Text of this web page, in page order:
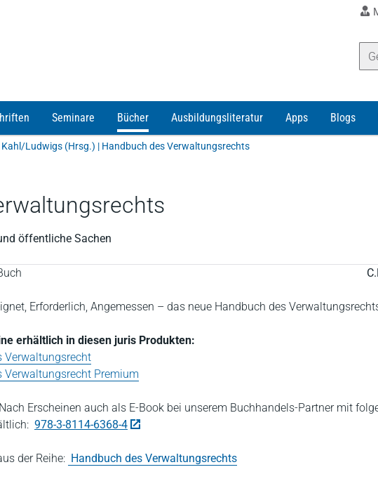
Seminare Bücher Ausbildungsliteratur Apps Blogs
Kahl/Ludwigs (Hrsg.) | Handbuch des Verwaltungsrechts
öffentliche Sachen
Erforderlich, Angemessen – das neue Handbuch des
erhältlich in diesen juris Produkten:
Verwaltungsrecht
Verwaltungsrecht Premium
Nach Erscheinen auch als E-Book bei unserem Buchhandels-Partner mit
978-3-8114-6368-4
der Reihe: Handbuch des Verwaltungsrechts